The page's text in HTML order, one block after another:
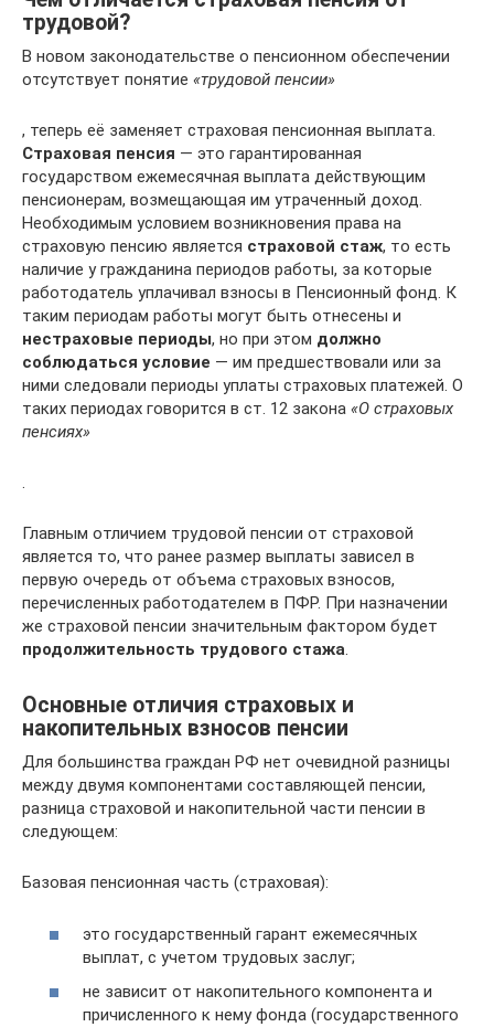
трудовой?
В новом законодательстве о пенсионном обеспечении
отсутствует понятие «трудовой пенсии»
, теперь её заменяет страховая пенсионная выплата.
Страховая пенсия — это гарантированная
государством ежемесячная выплата действующим
пенсионерам, возмещающая им утраченный доход.
Необходимым условием возникновения права на
страховую пенсию является страховой стаж, то есть
наличие у гражданина периодов работы, за которые
работодатель уплачивал взносы в Пенсионный фонд. К
таким периодам работы могут быть отнесены и
нестраховые периоды, но при этом должно
соблюдаться условие — им предшествовали или за
ними следовали периоды уплаты страховых платежей. О
таких периодах говорится в ст. 12 закона «О страховых
пенсиях»
.
Главным отличием трудовой пенсии от страховой
является то, что ранее размер выплаты зависел в
первую очередь от объема страховых взносов,
перечисленных работодателем в ПФР. При назначении
же страховой пенсии значительным фактором будет
продолжительность трудового стажа.
Основные отличия страховых и
накопительных взносов пенсии
Для большинства граждан РФ нет очевидной разницы
между двумя компонентами составляющей пенсии,
разница страховой и накопительной части пенсии в
следующем:
Базовая пенсионная часть (страховая):
это государственный гарант ежемесячных
выплат, с учетом трудовых заслуг;
не зависит от накопительного компонента и
причисленного к нему фонда (государственного